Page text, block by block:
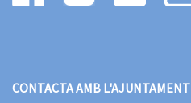
CONTACTA AMB L'AJUNTAMENT